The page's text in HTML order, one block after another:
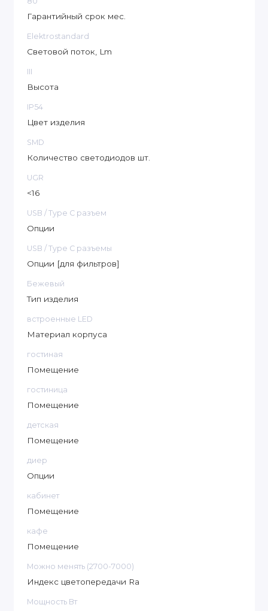
Гарантийный срок мес.
Elektrostandard
Световой поток, Lm
III
Высота
IP54
Цвет изделия
SMD
Количество светодиодов шт.
UGR
<16
USB / Type C разъем
Опции
USB / Type C разъемы
Опции [для фильтров]
Бежевый
Тип изделия
встроенные LED
Материал корпуса
гостиная
Помещение
гостиница
Помещение
детская
Помещение
диер
Опции
кабинет
Помещение
кафе
Помещение
Можно менять (2700-7000)
Индекс цветопередачи Ra
Мощность Вт